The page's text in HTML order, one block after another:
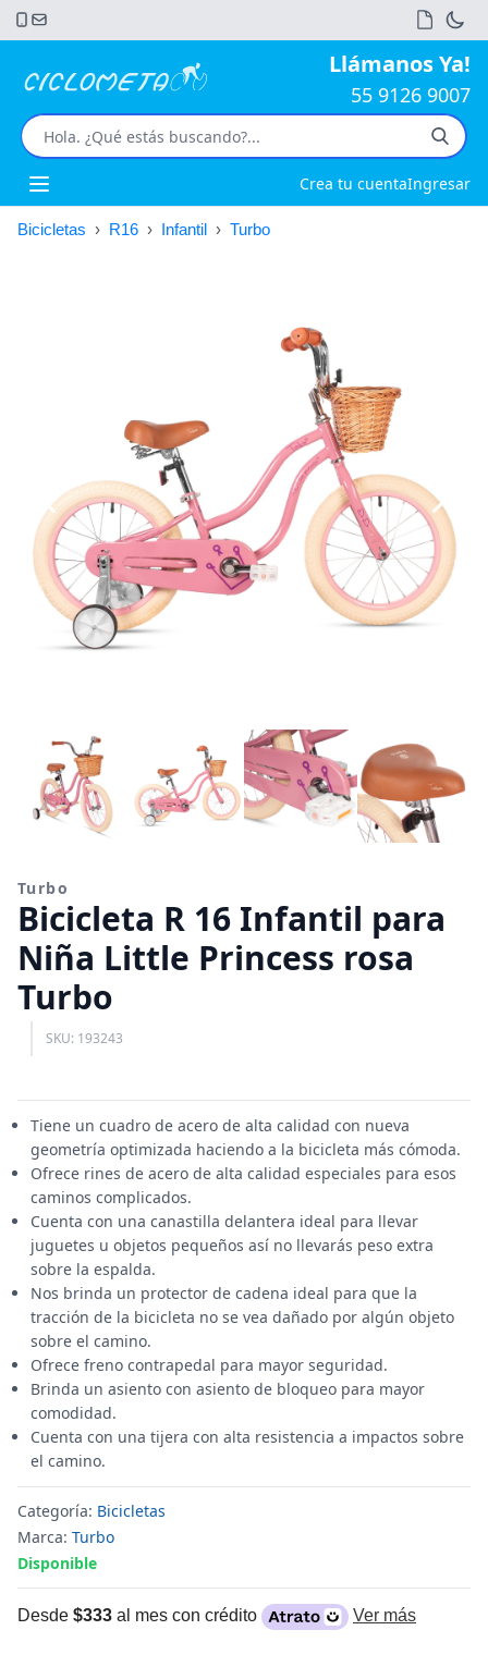
Llámanos Ya!
55 9126 9007
Open main menu Crea tu cuentaIngresar
Bicicletas › R16 › Infantil › Turbo
Turbo
Bicicleta R 16 Infantil para
Niña Little Princess rosa
Turbo
SKU: 193243
Tiene un cuadro de acero de alta calidad con nueva
geometría optimizada haciendo a la bicicleta más cómoda.
Ofrece rines de acero de alta calidad especiales para esos
caminos complicados.
Cuenta con una canastilla delantera ideal para llevar
juguetes u objetos pequeños así no llevarás peso extra
sobre la espalda.
Nos brinda un protector de cadena ideal para que la
tracción de la bicicleta no se vea dañado por algún objeto
sobre el camino.
Ofrece freno contrapedal para mayor seguridad.
Brinda un asiento con asiento de bloqueo para mayor
comodidad.
Cuenta con una tijera con alta resistencia a impactos sobre
el camino.
Categoría: Bicicletas
Marca: Turbo
Disponible
Desde $333 al mes con crédito Ver más